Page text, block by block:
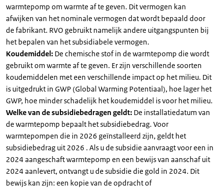
warmtepomp om warmte af te geven. Dit vermogen kan
afwijken van het nominale vermogen dat wordt bepaald door
de fabrikant. RVO gebruikt namelijk andere uitgangspunten bij
het bepalen van het subsidiabele vermogen.
Koudemiddel: De chemische stof in de warmtepomp die wordt
gebruikt om warmte af te geven. Er zijn verschillende soorten
koudemiddelen met een verschillende impact op het milieu. Dit
is uitgedrukt in GWP (Global Warming Potentiaal), hoe lager het
GWP, hoe minder schadelijk het koudemiddel is voor het milieu.
Welke van de subsidiebedragen geldt: De installatiedatum van
de warmtepomp bepaalt het subsidiebedrag. Voor
warmtepompen die in 2026 geïnstalleerd zijn, geldt het
subsidiebedrag uit 2026 . Als u de subsidie aanvraagt voor een in
2024 aangeschaft warmtepomp en een bewijs van aanschaf uit
2024 aanlevert, ontvangt u de subsidie die gold in 2024. Dit
bewijs kan zijn: een kopie van de opdracht of